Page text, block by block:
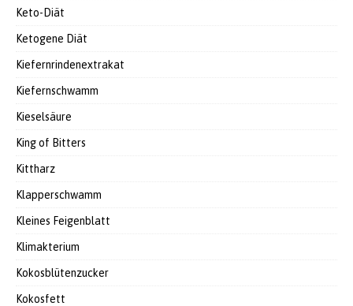
Keto-Diät
Ketogene Diät
Kiefernrindenextrakat
Kiefernschwamm
Kieselsäure
King of Bitters
Kittharz
Klapperschwamm
Kleines Feigenblatt
Klimakterium
Kokosblütenzucker
Kokosfett